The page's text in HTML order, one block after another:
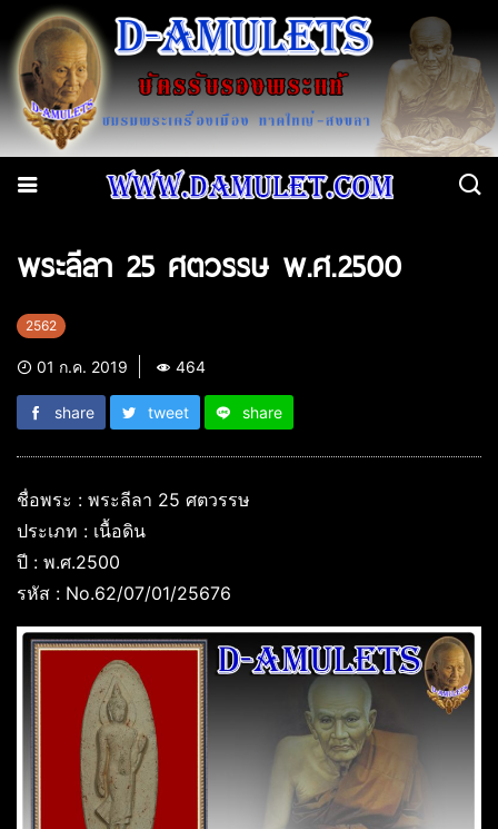
พระลีลา 25 ศตวรรษ พ.ศ.2500
2562
01 ก.ค. 2019 464
share tweet share
ชื่อพระ : พระลีลา 25 ศตวรรษ
ประเภท : เนื้อดิน
ปี : พ.ศ.2500
รหัส : No.62/07/01/25676